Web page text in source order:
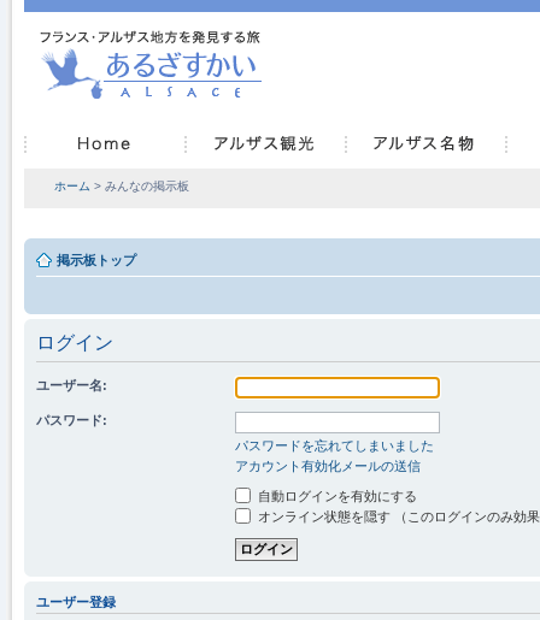
ホーム > みんなの掲示板
掲示板トップ
ログイン
ユーザー名:
パスワード:
パスワードを忘れてしまいました
アカウント有効化メールの送信
自動ログインを有効にする
オンライン状態を隠す （このログインのみ効
ユーザー登録